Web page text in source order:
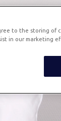
to the storing of
in our marketing